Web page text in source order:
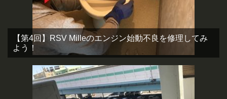
【第4回】RSV Milleのエンジン始動不良を修理してみ
よう！